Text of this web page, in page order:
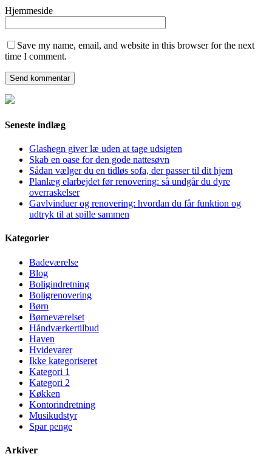
Hjemmeside
Save my name, email, and website in this browser for the next
time I comment.
Seneste indlæg
Glashegn giver læ uden at tage udsigten
Skab en oase for den gode nattesøvn
Sådan vælger du en tidløs sofa, der passer til dit hjem
Planlæg elarbejdet før renovering: så undgår du dyre
overraskelser
Gavlvinduer og renovering: hvordan du får funktion og
udtryk til at spille sammen
Kategorier
Badeværelse
Blog
Boligindretning
Boligrenovering
Børn
Børneværelset
Håndværkertilbud
Haven
Hvidevarer
Ikke kategoriseret
Kategori 1
Kategori 2
Køkken
Kontorindretning
Musikudstyr
Spar penge
Arkiver